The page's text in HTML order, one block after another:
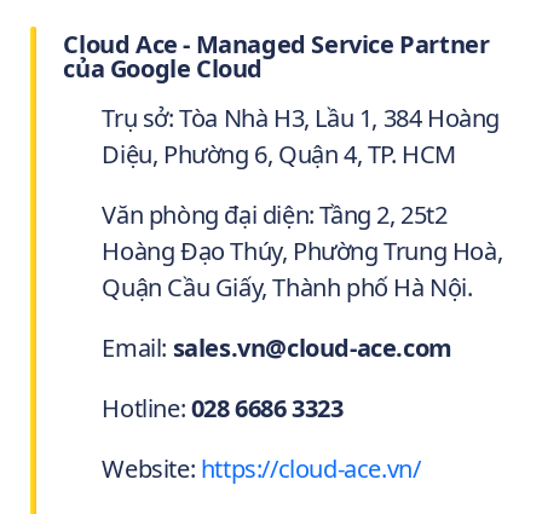
Cloud Ace - Managed Service Partner
của Google Cloud
Trụ sở: Tòa Nhà H3, Lầu 1, 384 Hoàng
Diệu, Phường 6, Quận 4, TP. HCM
Văn phòng đại diện: Tầng 2, 25t2
Hoàng Đạo Thúy, Phường Trung Hoà,
Quận Cầu Giấy, Thành phố Hà Nội.
Email: sales.vn@cloud-ace.com
Hotline:028 6686 3323
Website: https://cloud-ace.vn/